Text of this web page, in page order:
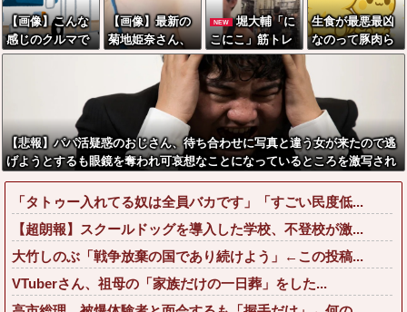
か？？？？？？
？
レどっちが悪い
ん
や？？？？？？
【画像】こんな
感じのクルマで
車中泊旅したい
【画像】最新の
菊地姫奈さん、
乳がとんでもな
いことになる
NEW
堀大輔「に
こにこ」筋トレ
中 コメント
「寝たほうが良
い」堀大輔
「！！」筋トレ
器具を破壊
生食が最悪最凶
なのって豚肉ら
しいな
【悲報】パパ活疑惑のおじさん、待ち合わせに写真と違う女が来たので逃
げようとするも眼鏡を奪われ可哀想なことになっているところを激写され
てしまう…
「タトゥー入れてる奴は全員バカです」「すごい民度低...
【超朗報】スクールドッグを導入した学校、不登校が激...
大竹しのぶ「戦争放棄の国であり続けよう」←この投稿...
VTuberさん、祖母の「家族だけの一日葬」をした...